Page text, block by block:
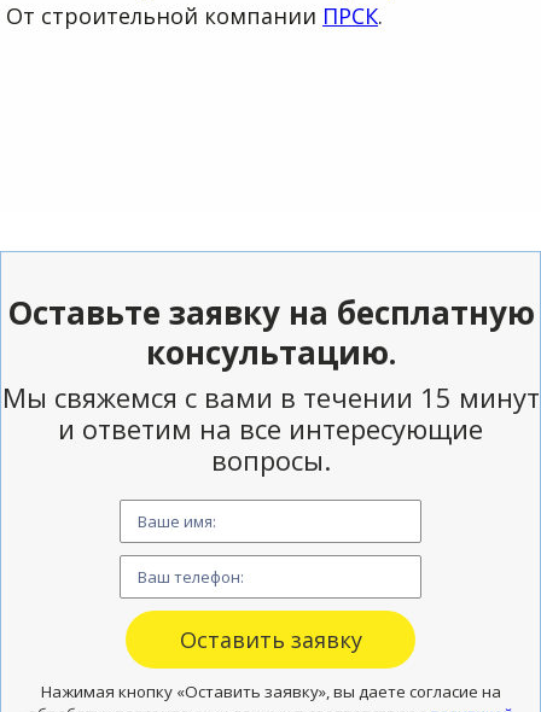
От строительной компании ПРСК.
Оставьте заявку на бесплатную
консультацию.
Мы свяжемся с вами в течении 15 минут
и ответим на все интересующие
вопросы.
Нажимая кнопку «Оставить заявку», вы даете согласие на